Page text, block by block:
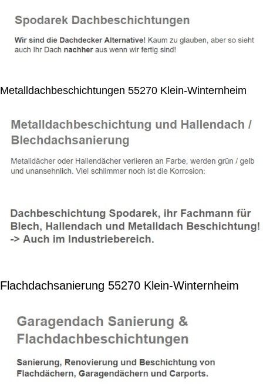
Metalldachbeschichtungen 55270 Klein-Winternheim
Flachdachsanierung 55270 Klein-Winternheim